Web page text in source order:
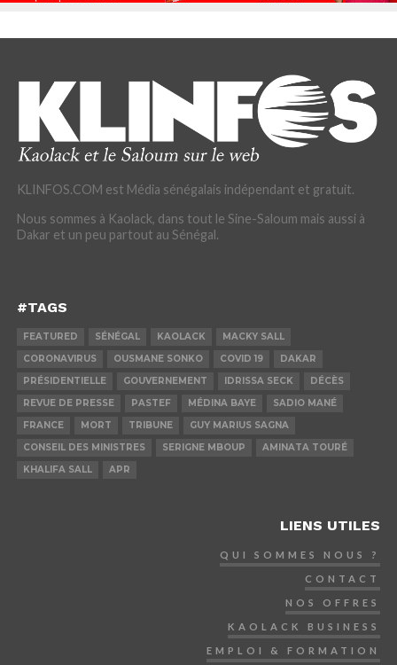
KLINFOS.COM est Média sénégalais indépendant et gratuit.
Nous sommes à Kaolack, dans tout le Sine-Saloum mais aussi à
Dakar et un peu partout au Sénégal.
#TAGS
FEATURED SÉNÉGAL KAOLACK
MACKY SALL
CORONAVIRUS
OUSMANE SONKO COVID 19
DAKAR
PRÉSIDENTIELLE
GOUVERNEMENT IDRISSA SECK
DÉCÈS
REVUE DE PRESSE
PASTEF MÉDINA BAYE
SADIO MANÉ
FRANCE
MORT TRIBUNE
GUY MARIUS SAGNA
CONSEIL DES MINISTRES
SERIGNE MBOUP
AMINATA TOURÉ
KHALIFA SALL
APR
LIENS UTILES
QUI SOMMES NOUS ?
CONTACT
NOS OFFRES
KAOLACK BUSINESS
EMPLOI & FORMATION